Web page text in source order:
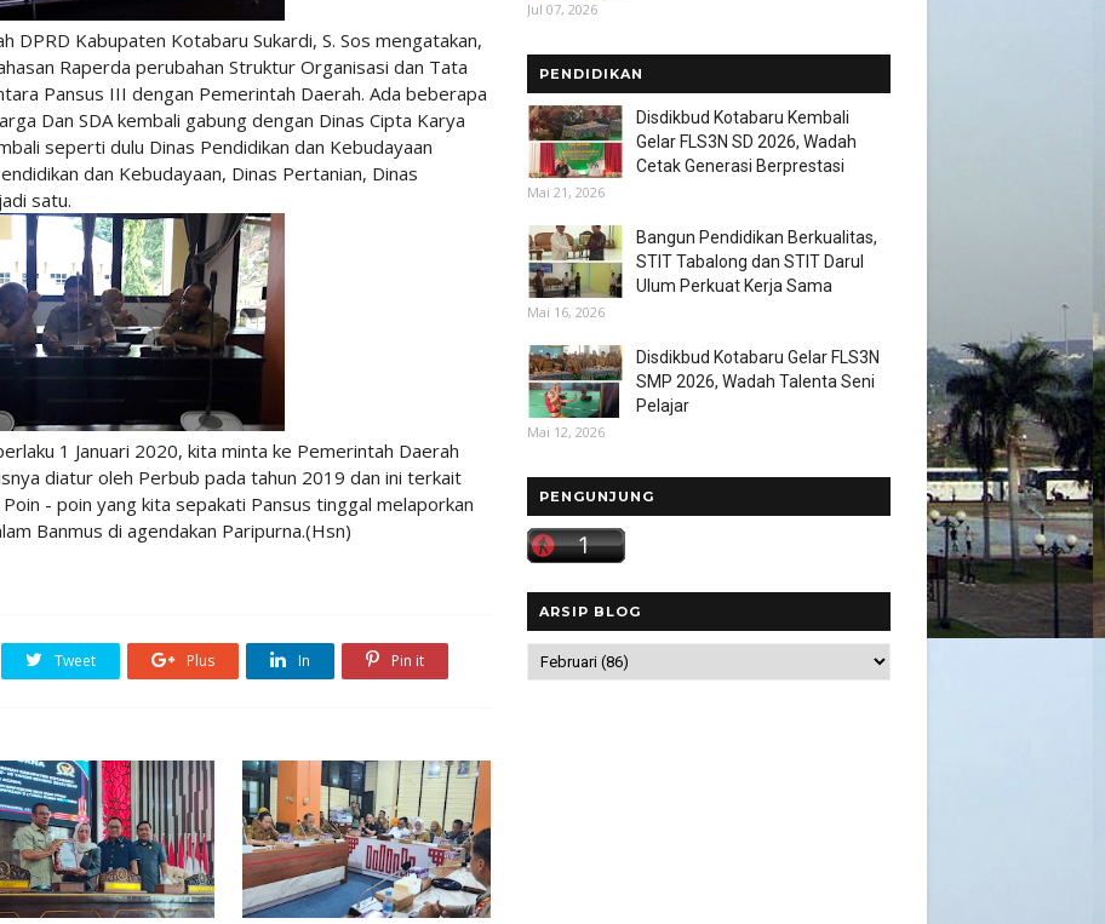
DPRD Kabupaten Kotabaru Sukardi, S. Sos mengatakan,
Raperda perubahan Struktur Organisasi dan Tata
Pansus III dengan Pemerintah Daerah. Ada beberapa
Dan SDA kembali gabung dengan Dinas Cipta Karya
seperti dulu Dinas Pendidikan dan Kebudayaan
dan Kebudayaan, Dinas Pertanian, Dinas
satu.
1 Januari 2020, kita minta ke Pemerintah Daerah
diatur oleh Perbub pada tahun 2019 dan ini terkait
- poin yang kita sepakati Pansus tinggal melaporkan
Banmus di agendakan Paripurna.(Hsn)
Tweet Plus In Pin it
Jul 07, 2026
PENDIDIKAN
Disdikbud Kotabaru Kembali
Gelar FLS3N SD 2026, Wadah
Cetak Generasi Berprestasi
Mai 21, 2026
Bangun Pendidikan Berkualitas,
STIT Tabalong dan STIT Darul
Ulum Perkuat Kerja Sama
Mai 16, 2026
Disdikbud Kotabaru Gelar FLS3N
SMP 2026, Wadah Talenta Seni
Pelajar
Mai 12, 2026
PENGUNJUNG
ARSIP BLOG